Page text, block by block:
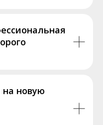
на новую